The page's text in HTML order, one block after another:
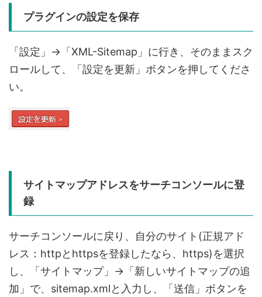
プラグインの設定を保存
「設定」→「XML-Sitemap」に行き、そのままスク
ロールして、「設定を更新」ボタンを押してくださ
い。
サイトマップアドレスをサーチコンソールに登
録
サーチコンソールに戻り、自分のサイト(正規アド
レス：httpとhttpsを登録したなら、https)を選択
し、「サイトマップ」→「新しいサイトマップの追
加」で、sitemap.xmlと入力し、「送信」ボタンを